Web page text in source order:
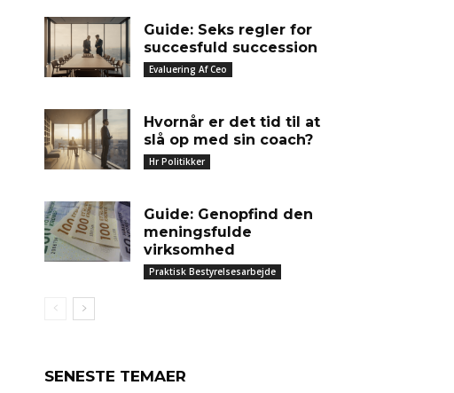
Guide: Seks regler for
succesfuld succession
Evaluering Af Ceo
Hvornår er det tid til at
slå op med sin coach?
Hr Politikker
Guide: Genopfind den
meningsfulde
virksomhed
Praktisk Bestyrelsesarbejde
SENESTE TEMAER